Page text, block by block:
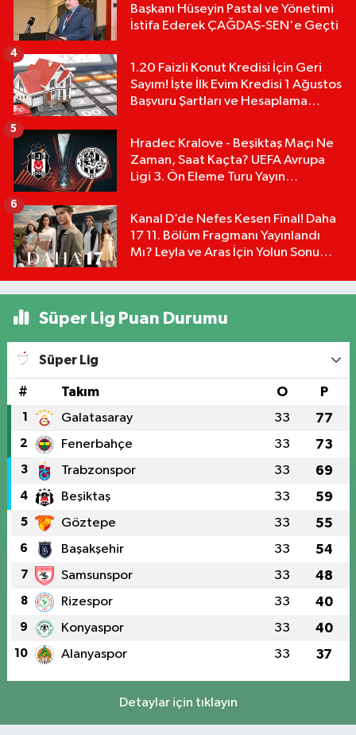
Başkanı Hüseyin Pastal ve Yönetimi
İstifa Ederek ÇAĞDAŞ-SEN'e Geçti
1.20 Faizli Konut Kredisi İçin Geri
Sayım! İşte İlk Evim Kredisi 1 Ağustos
Başvuru Şartları ve Hesaplama
4
Hradec Kralove - Beşiktaş Maçı Ne
Zaman, Saat Kaçta? UEFA Avrupa
Ligi 3. Ön Eleme Turu Yayın
5
Kanal D’de Nefes Kesen Final! Daha
17 11. Bölüm Fragmanı Yayınlandı
Mı? Leyla ve Aras İçin Yolun Sonu
6
Süper Lig Puan Durumu
Süper Lig
# Takım O P
1 Galatasaray 33 77
2 Fenerbahçe 33 73
3 Trabzonspor 33 69
4 Beşiktaş 33 59
5 Göztepe 33 55
6 Başakşehir 33 54
7 Samsunspor 33 48
8 Rizespor 33 40
9 Konyaspor 33 40
10 Alanyaspor 33 37
Detaylar için tıklayın